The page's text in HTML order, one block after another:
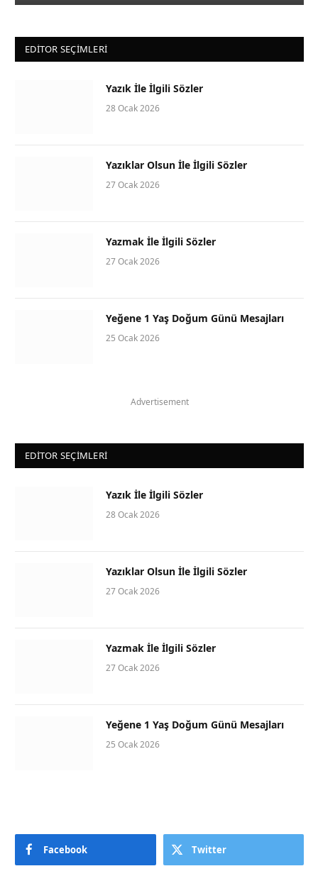
EDITOR SEÇIMLERI
Yazık İle İlgili Sözler
28 Ocak 2026
Yazıklar Olsun İle İlgili Sözler
27 Ocak 2026
Yazmak İle İlgili Sözler
27 Ocak 2026
Yeğene 1 Yaş Doğum Günü Mesajları
25 Ocak 2026
Advertisement
EDITOR SEÇIMLERI
Yazık İle İlgili Sözler
28 Ocak 2026
Yazıklar Olsun İle İlgili Sözler
27 Ocak 2026
Yazmak İle İlgili Sözler
27 Ocak 2026
Yeğene 1 Yaş Doğum Günü Mesajları
25 Ocak 2026
Facebook Twitter